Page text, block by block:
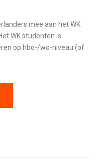
mee aan het WK
WK studenten is
op hbo-/wo-niveau (of